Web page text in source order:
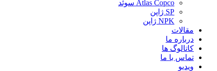
Atlas Copco سوئد
SP ژاپن
NPK ژاپن
مقالات
درباره ما
کاتالوگ ها
تماس با ما
ویدیو